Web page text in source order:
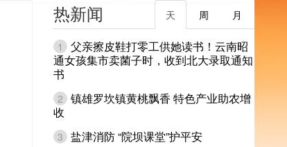
热新闻 月
周
天
1
父亲擦皮鞋打零工供她读书！云南昭
通女孩集市卖菌子时，收到北大录取通知
书
2 镇雄罗坎镇黄桃飘香 特色产业助农增
收
3 盐津消防 “院坝课堂”护平安